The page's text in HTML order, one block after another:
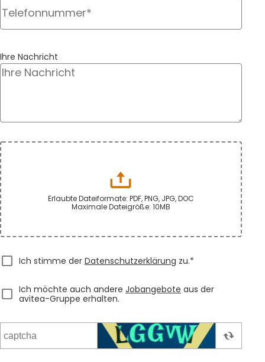
Ihre Nachricht
Erlaubte Dateiformate: PDF, PNG, JPG, DOC
Maximale Dateigröße: 10MB
Ich stimme der Datenschutzerklärung zu.*
Ich möchte auch andere Jobangebote aus der
avitea-Gruppe erhalten.